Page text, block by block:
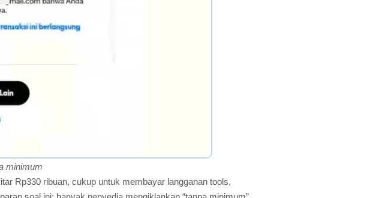
minimum
Rp330 ribuan, cukup untuk membayar langganan tools,